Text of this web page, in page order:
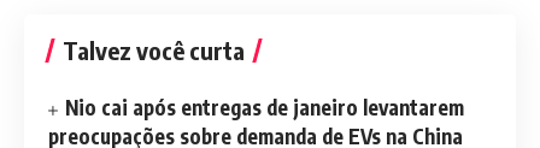
Talvez você curta
Nio cai após entregas de janeiro levantarem
preocupações sobre demanda de EVs na China